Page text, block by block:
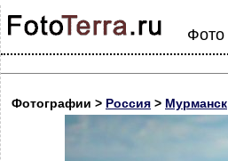
Фото
Фотографии > Россия > Мурманск